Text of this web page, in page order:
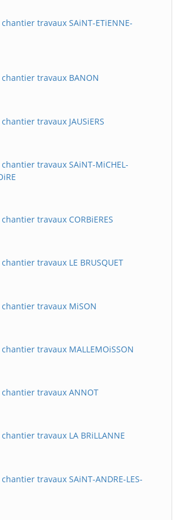
travaux SAiNT-ETiENNE-
chantier travaux BANON
travaux JAUSiERS
travaux SAiNT-MiCHEL-
travaux CORBiERES
travaux LE BRUSQUET
chantier travaux MiSON
travaux MALLEMOiSSON
chantier travaux ANNOT
travaux LA BRiLLANNE
travaux SAiNT-ANDRE-LES-